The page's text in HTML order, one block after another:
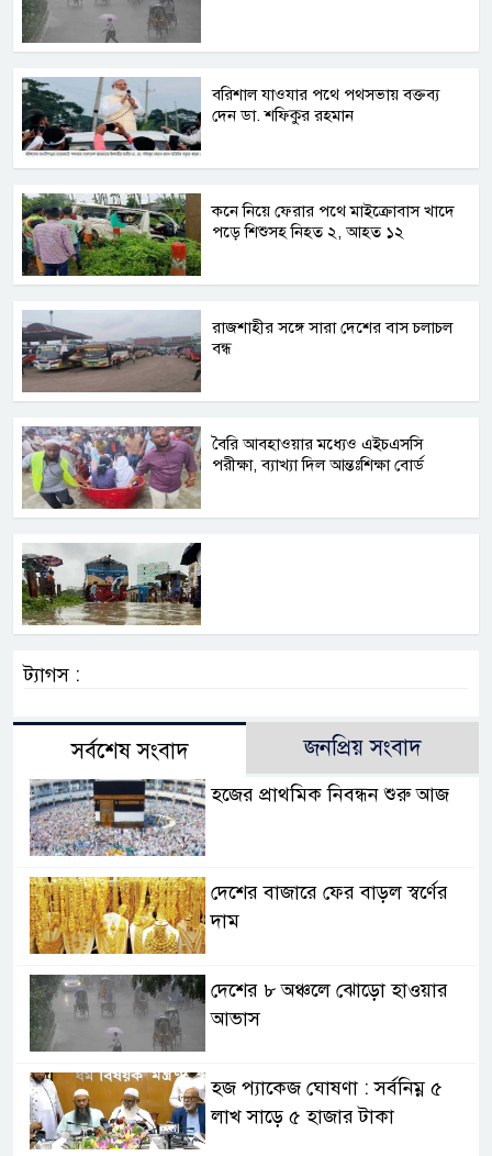
বরিশাল যাওযার পথে পথসভায় বক্তব্য
দেন ডা. শফিকুর রহমান
কনে নিয়ে ফেরার পথে মাইক্রোবাস খাদে
পড়ে শিশুসহ নিহত ২, আহত ১২
রাজশাহীর সঙ্গে সারা দেশের বাস চলাচল
বন্ধ
বৈরি আবহাওয়ার মধ্যেও এইচএসসি
পরীক্ষা, ব্যাখ্যা দিল আন্তঃশিক্ষা বোর্ড
ট্যাগস :
সর্বশেষ সংবাদ জনপ্রিয় সংবাদ
হজের প্রাথমিক নিবন্ধন শুরু আজ
দেশের বাজারে ফের বাড়ল স্বর্ণের
দাম
দেশের ৮ অঞ্চলে ঝোড়ো হাওয়ার
আভাস
হজ প্যাকেজ ঘোষণা : সর্বনিম্ন ৫
লাখ সাড়ে ৫ হাজার টাকা